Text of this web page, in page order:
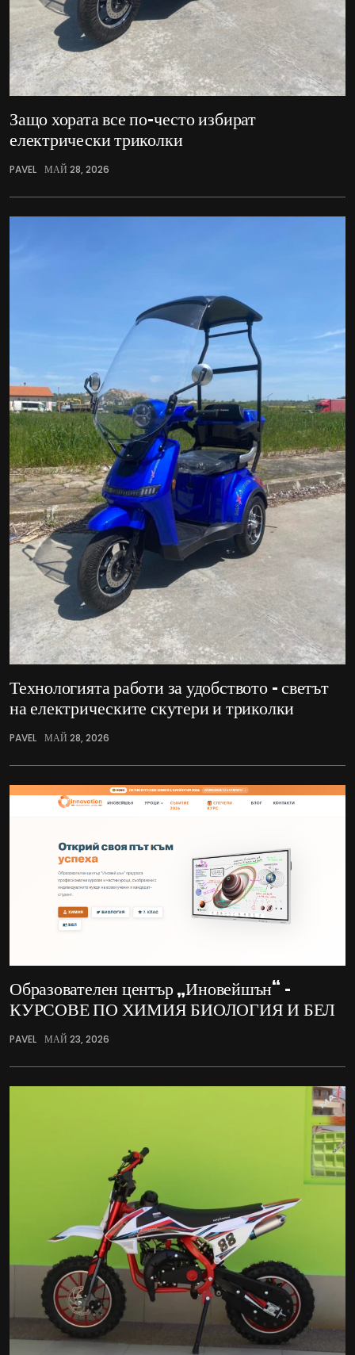
Защо хората все по-често избират
електрически триколки
PAVEL МАЙ 28, 2026
Технологията работи за удобството – светът
на електрическите скутери и триколки
PAVEL МАЙ 28, 2026
Образователен център „Иновейшън“ –
КУРСОВЕ ПО ХИМИЯ БИОЛОГИЯ И БЕЛ
PAVEL МАЙ 23, 2026